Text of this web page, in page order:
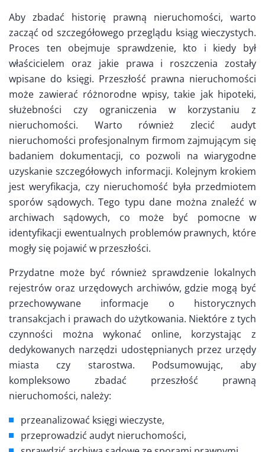
Aby zbadać historię prawną nieruchomości, warto
zacząć od szczegółowego przeglądu ksiąg wieczystych.
Proces ten obejmuje sprawdzenie, kto i kiedy był
właścicielem oraz jakie prawa i roszczenia zostały
wpisane do księgi. Przeszłość prawna nieruchomości
może zawierać różnorodne wpisy, takie jak hipoteki,
służebności czy ograniczenia w korzystaniu z
nieruchomości. Warto również zlecić audyt
nieruchomości profesjonalnym firmom zajmującym się
badaniem dokumentacji, co pozwoli na wiarygodne
uzyskanie szczegółowych informacji. Kolejnym krokiem
jest weryfikacja, czy nieruchomość była przedmiotem
sporów sądowych. Tego typu dane można znaleźć w
archiwach sądowych, co może być pomocne w
identyfikacji ewentualnych problemów prawnych, które
mogły się pojawić w przeszłości.
Przydatne może być również sprawdzenie lokalnych
rejestrów oraz urzędowych archiwów, gdzie mogą być
przechowywane informacje o historycznych
transakcjach i prawach do użytkowania. Niektóre z tych
czynności można wykonać online, korzystając z
dedykowanych narzędzi udostępnianych przez urzędy
miasta czy starostwa. Podsumowując, aby
kompleksowo zbadać przeszłość prawną
nieruchomości, należy:
przeanalizować księgi wieczyste,
przeprowadzić audyt nieruchomości,